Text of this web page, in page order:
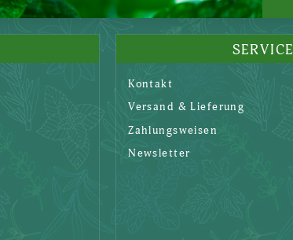
SERVICE
Kontakt
Versand & Lieferung
Zahlungsweisen
Newsletter